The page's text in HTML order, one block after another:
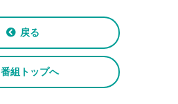
戻る
番組トップへ